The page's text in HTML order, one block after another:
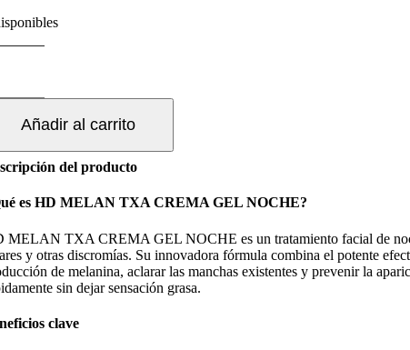
Añadir al carrito
del producto
es HD MELAN TXA CREMA GEL NOCHE?
MELAN TXA CREMA GEL NOCHE es un tratamiento facial de
y otras discromías. Su innovadora fórmula combina el potente
de melanina, aclarar las manchas existentes y prevenir la
sin dejar sensación grasa.
clave